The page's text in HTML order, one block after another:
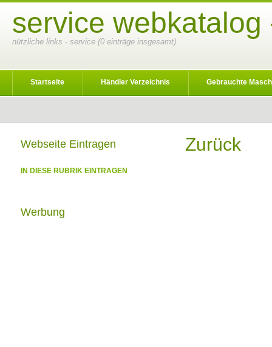
service webkatalog
nützliche links - service (0 einträge insgesamt)
Startseite Händler Verzeichnis Gebrauchte
Zurück
Webseite Eintragen
IN DIESE RUBRIK EINTRAGEN
Werbung